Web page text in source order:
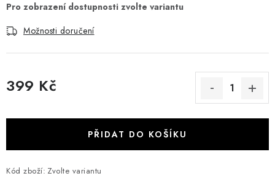
Možnosti doručení
399 Kč
PŘIDAT DO KOŠÍKU
Kód zboží: Zvolte variantu